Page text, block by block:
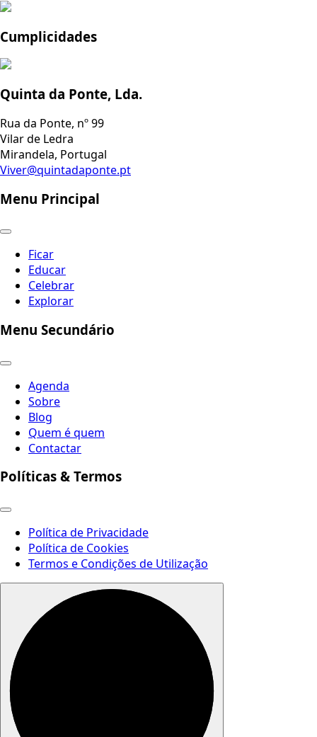
Cumplicidades
Quinta da Ponte, Lda.
Rua da Ponte, nº 99
Vilar de Ledra
Mirandela, Portugal
Viver@quintadaponte.pt
Menu Principal
Ficar
Educar
Celebrar
Explorar
Menu Secundário
Agenda
Sobre
Blog
Quem é quem
Contactar
Políticas & Termos
Política de Privacidade
Política de Cookies
Termos e Condições de Utilização